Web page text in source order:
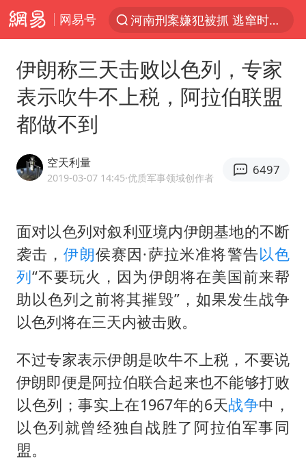
网易号
河南刑案嫌犯被抓 逃窜时伤害多人
浙江上海等地有大雨或暴雨
新疆优化调整景区内自驾服务费
情侣平潭拍日出坠崖1死1伤
白海豚将正面袭击贯穿浙江
微信又有新功能，你可以“撤回”你的撤回了！
几元成本的AI广告导致千万市值蒸发
《欢迎来龙餐馆》口碑
杭州全市有序停课
商场现钱学森巨幅海报 负责人回应
“不怕六爷挂得多 就怕六爷挂一颗”
全民健身事业高质量发展
WTT瑞典大满贯女单签表出炉
伊朗称三天击败以色列，专家
表示吹牛不上税，阿拉伯联盟
都做不到
空天利量
2019-03-07 14:45·优质军事领域创作者
6497
面对以色列对叙利亚境内伊朗基地的不断
袭击，伊朗侯赛因·萨拉米准将警告以色
列“不要玩火，因为伊朗将在美国前来帮
助以色列之前将其摧毁”，如果发生战争
以色列将在三天内被击败。
不过专家表示伊朗是吹牛不上税，不要说
伊朗即便是阿拉伯联合起来也不能够打败
以色列；事实上在1967年的6天战争中，
以色列就曾经独自战胜了阿拉伯军事同
盟。